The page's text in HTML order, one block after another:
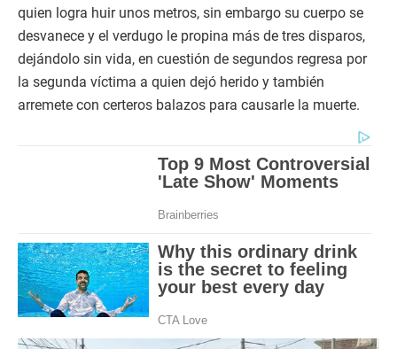
quien logra huir unos metros, sin embargo su cuerpo se
desvanece y el verdugo le propina más de tres disparos,
dejándolo sin vida, en cuestión de segundos regresa por
la segunda víctima a quien dejó herido y también
arremete con certeros balazos para causarle la muerte.